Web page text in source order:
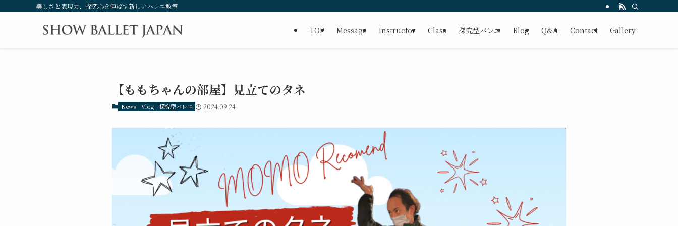
美しさと表現力、探究心を伸ばす新しいバレエ教室
TOP Message Instructor Class 探究型バレエ Blog Q&A Contact Gallery
【ももちゃんの部屋】見立てのタネ
News Vlog 探究型バレエ 2024.09.24